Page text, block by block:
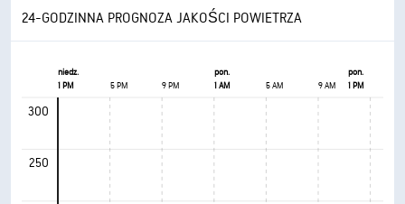
24-GODZINNA PROGNOZA JAKOŚCI POWIETRZA
niedz. pon.
pon.
1 PM
5 PM 9 PM 1 AM 5 AM 9 AM 1 PM
300
250